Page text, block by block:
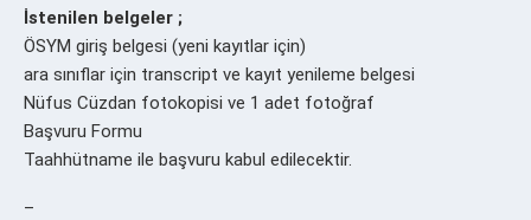
İstenilen belgeler ;
ÖSYM giriş belgesi (yeni kayıtlar için)
ara sınıflar için transcript ve kayıt yenileme belgesi
Nüfus Cüzdan fotokopisi ve 1 adet fotoğraf
Başvuru Formu
Taahhütname ile başvuru kabul edilecektir.
–